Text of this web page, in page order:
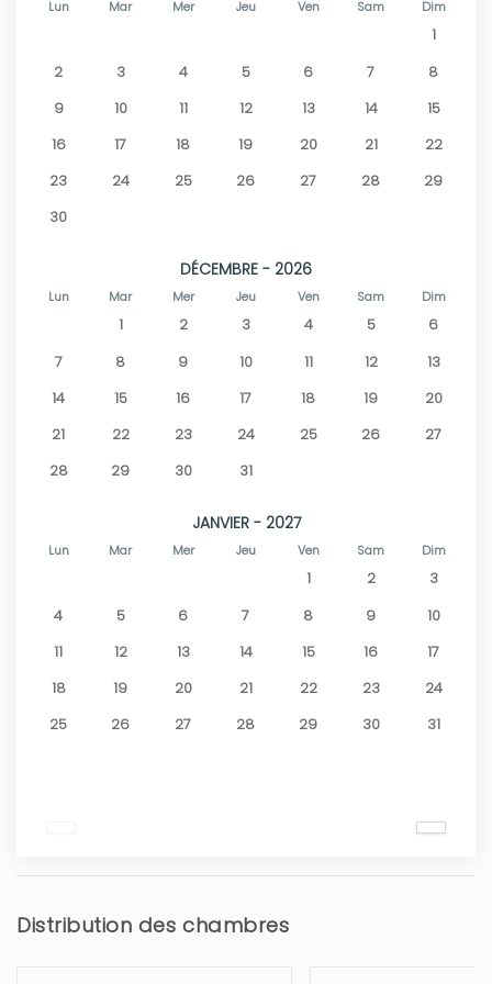
Lun Mar Mer Jeu Ven Sam Dim
1
2
3 4 5 6 7
8
9
10 11 12 13 14
15
16
17 18 19 20 21
22
23
24 25 26 27 28
29
30
DÉCEMBRE - 2026
Lun Mar Mer Jeu Ven Sam Dim
1 2 3 4 5
6
7
8 9 10 11 12
13
14
15 16 17 18 19
20
21
22 23 24 25 26
27
28
29 30 31
JANVIER - 2027
Lun Mar Mer Jeu Ven Sam Dim
1 2
3
4
5 6 7 8 9
10
11
12 13 14 15 16
17
18
19 20 21 22 23
24
25
26 27 28 29 30 31
Distribution des chambres